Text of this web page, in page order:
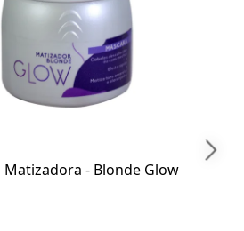
Matizadora - Blonde Glow